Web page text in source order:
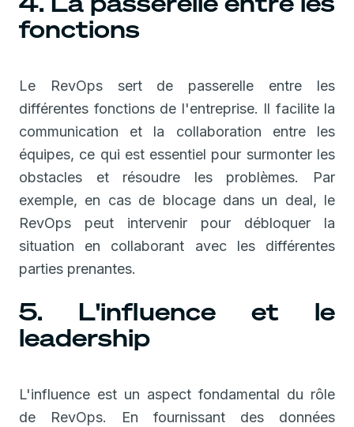
fonctions
Le RevOps sert de passerelle entre les
différentes fonctions de l'entreprise. Il facilite la
communication et la collaboration entre les
équipes, ce qui est essentiel pour surmonter les
obstacles et résoudre les problèmes. Par
exemple, en cas de blocage dans un deal, le
RevOps peut intervenir pour débloquer la
situation en collaborant avec les différentes
parties prenantes.
5. L'influence et le
leadership
L'influence est un aspect fondamental du rôle
de RevOps. En fournissant des données